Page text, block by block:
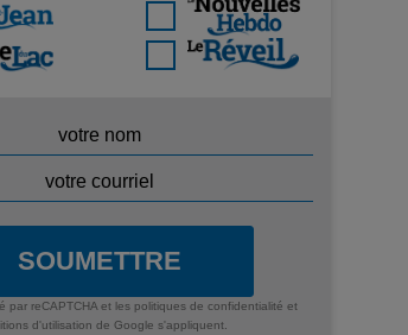
SOUMETTRE
par reCAPTCHA et les politiques de confidentialité et
d'utilisation de Google s'appliquent.